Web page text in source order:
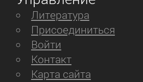
Литература
Присоединиться
Войти
Контакт
Карта сайта